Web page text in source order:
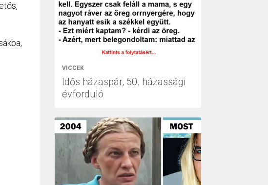
VICCEK
Idős házaspár, 50. házassági
évforduló